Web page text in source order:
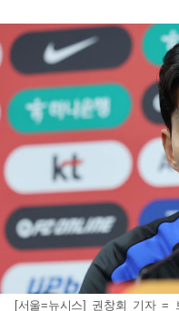
[서울=뉴시스] 권창회 기자 =